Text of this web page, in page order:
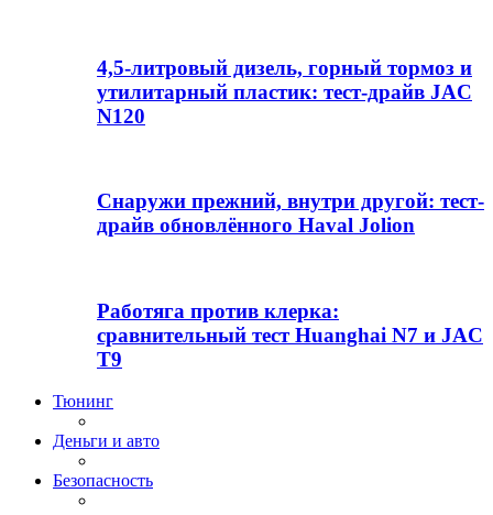
4,5-литровый дизель, горный тормоз и
утилитарный пластик: тест-драйв JAC
N120
Снаружи прежний, внутри другой: тест-
драйв обновлённого Haval Jolion
Работяга против клерка:
сравнительный тест Huanghai N7 и JAC
T9
Тюнинг
Деньги и авто
Безопасность